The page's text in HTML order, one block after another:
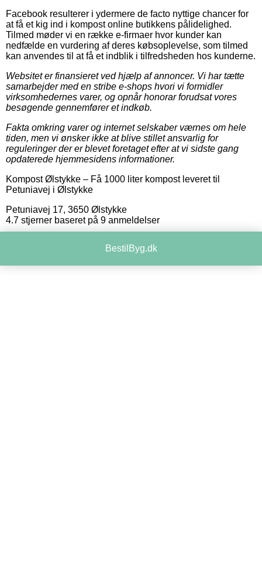
Facebook resulterer i ydermere de facto nyttige chancer for
at få et kig ind i kompost online butikkens pålidelighed.
Tilmed møder vi en række e-firmaer hvor kunder kan
nedfælde en vurdering af deres købsoplevelse, som tilmed
kan anvendes til at få et indblik i tilfredsheden hos kunderne.
Websitet er finansieret ved hjælp af annoncer. Vi har tætte
samarbejder med en stribe e-shops hvori vi formidler
virksomhedernes varer, og opnår honorar forudsat vores
besøgende gennemfører et indkøb.
Fakta omkring varer og internet selskaber værnes om hele
tiden, men vi ønsker ikke at blive stillet ansvarlig for
reguleringer der er blevet foretaget efter at vi sidste gang
opdaterede hjemmesidens informationer.
Kompost Ølstykke – Få 1000 liter kompost leveret til
Petuniavej i Ølstykke
Petuniavej 17, 3650 Ølstykke
4.7 stjerner baseret på 9 anmeldelser
BestilByg.dk